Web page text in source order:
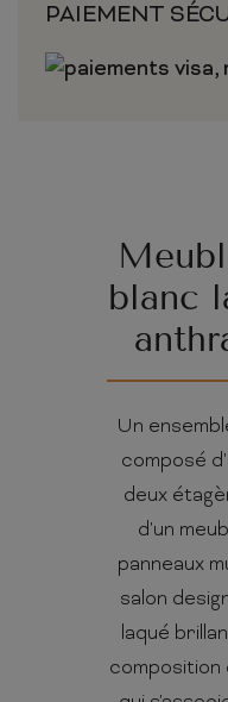
PAIEMENT
blanc
Un
composé
deux
d'un
panneaux
salon
laqué
composition